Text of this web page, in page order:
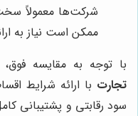
شرکت‌ها معمولاً
ممکن است نیاز به
با توجه به مقایسه
تجارت با ارائه شرایط
سود رقابتی و پشتیبانی